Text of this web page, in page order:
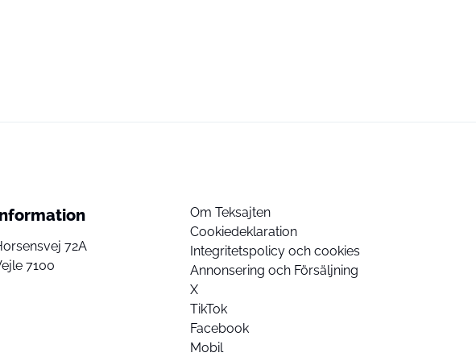
72A
7100
Om Teksajten
Cookiedeklaration
Integritetspolicy och cookies
Annonsering och Försäljning
X
TikTok
Facebook
Mobil